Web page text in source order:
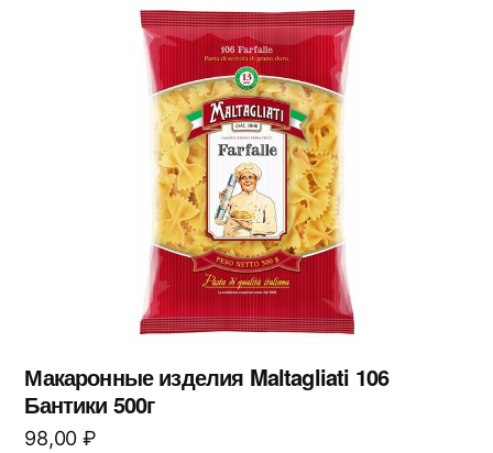
Макаронные изделия Maltagliati 106
Бантики 500г
98,00 ₽